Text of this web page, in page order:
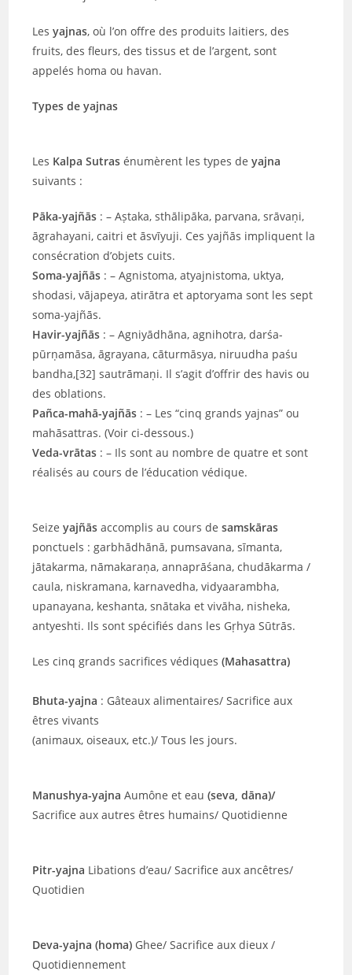
Lesyajnas, où l’on offre des produits laitiers, des
fruits, des fleurs, des tissus et de l’argent, sont
appelés homa ou havan.
Types de yajnas
Les Kalpa Sutrasénumèrent les types deyajna
suivants :
Pāka-yajñās : – Aṣtaka, sthālipāka, parvana, srāvaṇi,
āgrahayani, caitri et āsvīyuji. Ces yajñās impliquent la
consécration d’objets cuits.
Soma-yajñās : – Agnistoma, atyajnistoma, uktya,
shodasi, vājapeya, atirātra et aptoryama sont les sept
soma-yajñās.
Havir-yajñās : – Agniyādhāna, agnihotra, darśa-
pūrṇamāsa, āgrayana, cāturmāsya, niruudha paśu
bandha,[32] sautrāmaṇi. Il s’agit d’offrir des havis ou
des oblations.
Pañca-mahā-yajñās : – Les “cinq grands yajnas” ou
mahāsattras. (Voir ci-dessous.)
Veda-vrātas : – Ils sont au nombre de quatre et sont
réalisés au cours de l’éducation védique.
Seizeyajñās accomplis au cours desamskāras
ponctuels : garbhādhānā, pumsavana, sīmanta,
jātakarma, nāmakaraṇa, annaprāśana, chudākarma /
caula, niskramana, karnavedha, vidyaarambha,
upanayana, keshanta, snātaka et vivāha, nisheka,
antyeshti. Ils sont spécifiés dans les Gṛhya Sūtrās.
Les cinq grands sacrifices védiques(Mahasattra)
Bhuta-yajna : Gâteaux alimentaires/ Sacrifice aux
êtres vivants
(animaux, oiseaux, etc.)/ Tous les jours.
Manushya-yajna Aumône et eau(seva, dāna)/
Sacrifice aux autres êtres humains/ Quotidienne
Pitr-yajna Libations d’eau/ Sacrifice aux ancêtres/
Quotidien
Deva-yajna (homa) Ghee/ Sacrifice aux dieux /
Quotidiennement